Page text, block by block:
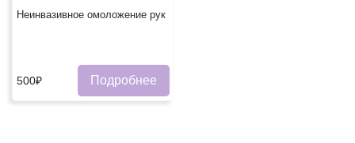
Неинвазивное омоложение рукㅤ
500₽ Подробнее